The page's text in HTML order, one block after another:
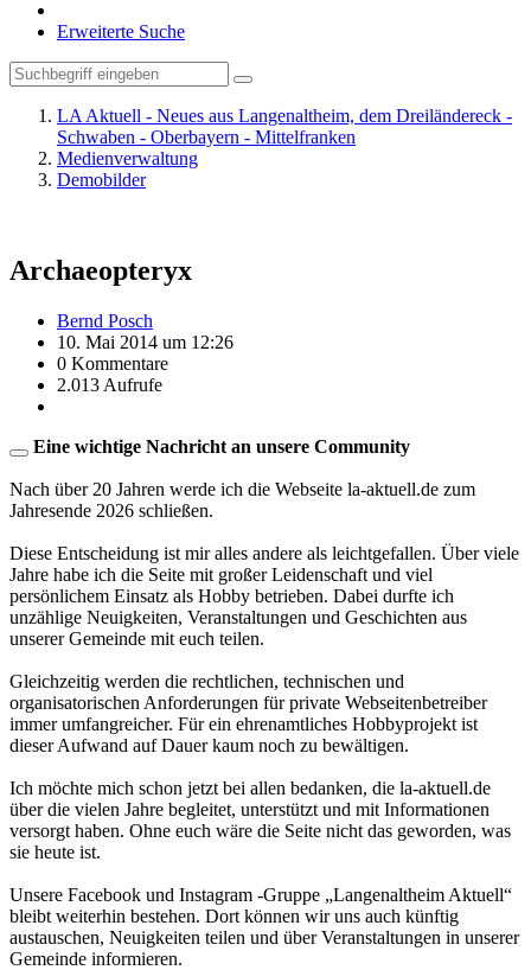
Erweiterte Suche
LA Aktuell - Neues aus Langenaltheim, dem Dreiländereck -
Schwaben - Oberbayern - Mittelfranken
Medienverwaltung
Demobilder
Archaeopteryx
Bernd Posch
10. Mai 2014 um 12:26
0 Kommentare
2.013 Aufrufe
Eine wichtige Nachricht an unsere Community
Nach über 20 Jahren werde ich die Webseite la-aktuell.de zum
Jahresende 2026 schließen.
Diese Entscheidung ist mir alles andere als leichtgefallen. Über viele
Jahre habe ich die Seite mit großer Leidenschaft und viel
persönlichem Einsatz als Hobby betrieben. Dabei durfte ich
unzählige Neuigkeiten, Veranstaltungen und Geschichten aus
unserer Gemeinde mit euch teilen.
Gleichzeitig werden die rechtlichen, technischen und
organisatorischen Anforderungen für private Webseitenbetreiber
immer umfangreicher. Für ein ehrenamtliches Hobbyprojekt ist
dieser Aufwand auf Dauer kaum noch zu bewältigen.
Ich möchte mich schon jetzt bei allen bedanken, die la-aktuell.de
über die vielen Jahre begleitet, unterstützt und mit Informationen
versorgt haben. Ohne euch wäre die Seite nicht das geworden, was
sie heute ist.
Unsere Facebook und Instagram -Gruppe „Langenaltheim Aktuell“
bleibt weiterhin bestehen. Dort können wir uns auch künftig
austauschen, Neuigkeiten teilen und über Veranstaltungen in unserer
Gemeinde informieren.